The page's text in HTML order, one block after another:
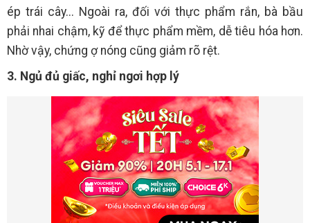
ép trái cây... Ngoài ra, đối với thực phẩm rắn, bà bầu
phải nhai chậm, kỹ để thực phẩm mềm, dễ tiêu hóa hơn.
Nhờ vậy, chứng ợ nóng cũng giảm rõ rệt.
3. Ngủ đủ giấc, nghỉ ngơi hợp lý